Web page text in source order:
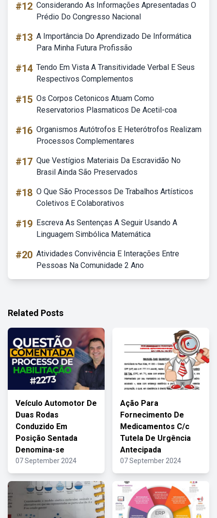
#12 Considerando As Informações Apresentadas O
Prédio Do Congresso Nacional
#13 A Importância Do Aprendizado De Informática
Para Minha Futura Profissão
#14 Tendo Em Vista A Transitividade Verbal E Seus
Respectivos Complementos
#15 Os Corpos Cetonicos Atuam Como
Reservatorios Plasmaticos De Acetil-coa
#16 Organismos Autótrofos E Heterótrofos Realizam
Processos Complementares
#17 Que Vestígios Materiais Da Escravidão No
Brasil Ainda São Preservados
#18 O Que São Processos De Trabalhos Artísticos
Coletivos E Colaborativos
#19 Escreva As Sentenças A Seguir Usando A
Linguagem Simbólica Matemática
#20 Atividades Convivência E Interações Entre
Pessoas Na Comunidade 2 Ano
Related Posts
Veículo Automotor De
Duas Rodas
Conduzido Em
Posição Sentada
Denomina-se
07 September 2024
Ação Para
Fornecimento De
Medicamentos C/c
Tutela De Urgência
Antecipada
07 September 2024